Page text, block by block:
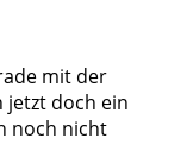
mit der
jetzt doch ein
noch nicht